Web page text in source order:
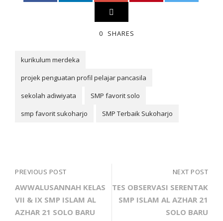
0 SHARES
kurikulum merdeka
projek penguatan profil pelajar pancasila
sekolah adiwiyata
SMP favorit solo
smp favorit sukoharjo
SMP Terbaik Sukoharjo
PREVIOUS POST
AWWALUSANNAH KELAS
VII & IX SMP ISLAM AL
AZHAR 21 SOLO BARU
NEXT POST
TES OBSERVASI SERENTAK
SMP ISLAM AL AZHAR 21
SOLO BARU